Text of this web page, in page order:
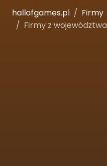
hallofgames.pl
Firmy
Firmy z województwa